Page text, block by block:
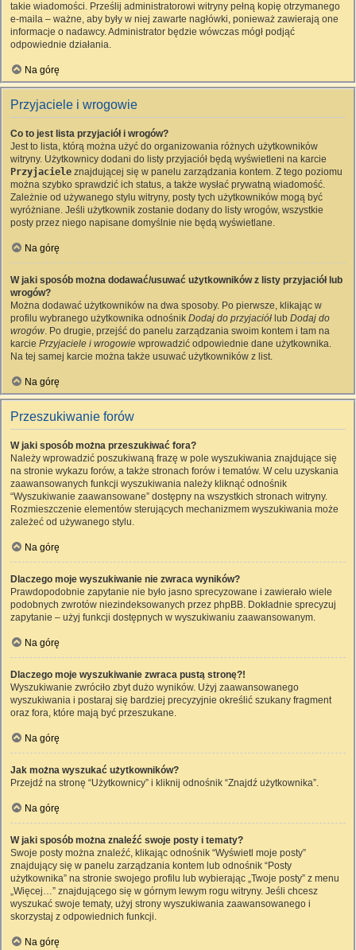
takie wiadomości. Prześlij administratorowi witryny pełną kopię otrzymanego
e-maila – ważne, aby były w niej zawarte nagłówki, ponieważ zawierają one
informacje o nadawcy. Administrator będzie wówczas mógł podjąć
odpowiednie działania.
Na górę
Przyjaciele i wrogowie
Co to jest lista przyjaciół i wrogów?
Jest to lista, którą można użyć do organizowania różnych użytkowników
witryny. Użytkownicy dodani do listy przyjaciół będą wyświetleni na karcie
Przyjaciele znajdującej się w panelu zarządzania kontem. Z tego poziomu
można szybko sprawdzić ich status, a także wysłać prywatną wiadomość.
Zależnie od używanego stylu witryny, posty tych użytkowników mogą być
wyróżniane. Jeśli użytkownik zostanie dodany do listy wrogów, wszystkie
posty przez niego napisane domyślnie nie będą wyświetlane.
Na górę
W jaki sposób można dodawać/usuwać użytkowników z listy przyjaciół lub
wrogów?
Można dodawać użytkowników na dwa sposoby. Po pierwsze, klikając w
profilu wybranego użytkownika odnośnik Dodaj do przyjaciół lub Dodaj do
wrogów. Po drugie, przejść do panelu zarządzania swoim kontem i tam na
karcie Przyjaciele i wrogowie wprowadzić odpowiednie dane użytkownika.
Na tej samej karcie można także usuwać użytkowników z list.
Na górę
Przeszukiwanie forów
W jaki sposób można przeszukiwać fora?
Należy wprowadzić poszukiwaną frazę w pole wyszukiwania znajdujące się
na stronie wykazu forów, a także stronach forów i tematów. W celu uzyskania
zaawansowanych funkcji wyszukiwania należy kliknąć odnośnik
“Wyszukiwanie zaawansowane” dostępny na wszystkich stronach witryny.
Rozmieszczenie elementów sterujących mechanizmem wyszukiwania może
zależeć od używanego stylu.
Na górę
Dlaczego moje wyszukiwanie nie zwraca wyników?
Prawdopodobnie zapytanie nie było jasno sprecyzowane i zawierało wiele
podobnych zwrotów niezindeksowanych przez phpBB. Dokładnie sprecyzuj
zapytanie – użyj funkcji dostępnych w wyszukiwaniu zaawansowanym.
Na górę
Dlaczego moje wyszukiwanie zwraca pustą stronę?!
Wyszukiwanie zwróciło zbyt dużo wyników. Użyj zaawansowanego
wyszukiwania i postaraj się bardziej precyzyjnie określić szukany fragment
oraz fora, które mają być przeszukane.
Na górę
Jak można wyszukać użytkowników?
Przejdź na stronę “Użytkownicy” i kliknij odnośnik “Znajdź użytkownika”.
Na górę
W jaki sposób można znaleźć swoje posty i tematy?
Swoje posty można znaleźć, klikając odnośnik “Wyświetl moje posty”
znajdujący się w panelu zarządzania kontem lub odnośnik “Posty
użytkownika” na stronie swojego profilu lub wybierając „Twoje posty” z menu
„Więcej…” znajdującego się w górnym lewym rogu witryny. Jeśli chcesz
wyszukać swoje tematy, użyj strony wyszukiwania zaawansowanego i
skorzystaj z odpowiednich funkcji.
Na górę